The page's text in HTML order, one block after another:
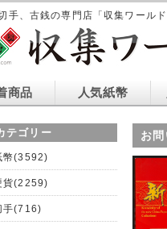
手、古銭の専門店「収集ワール
商品 人気紙幣
お
テゴリー
幣(3592)
貨(2259)
手(716)